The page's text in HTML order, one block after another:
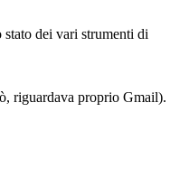
stato dei vari strumenti di
riguardava proprio Gmail).